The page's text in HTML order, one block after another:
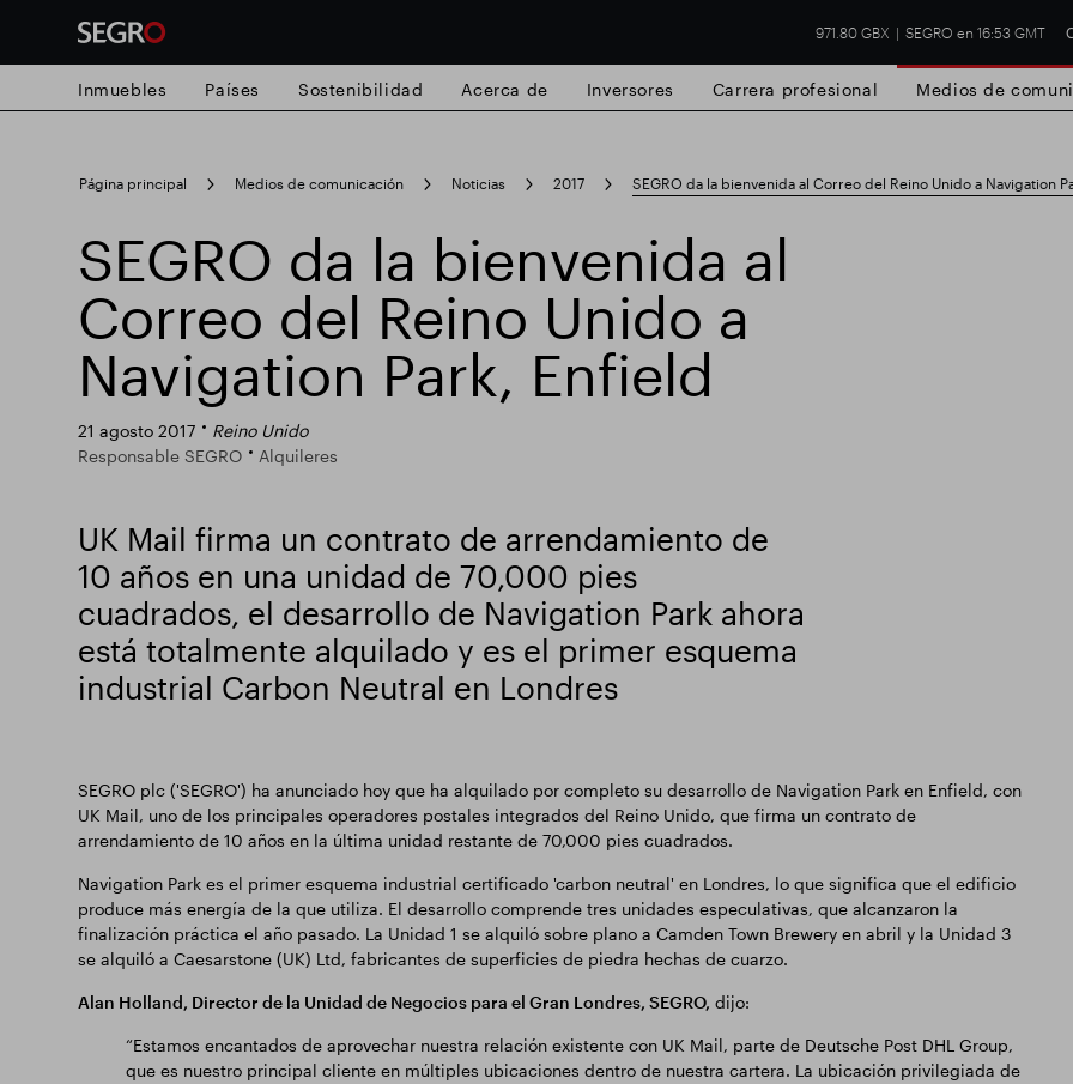
971.80 GBX SEGRO en 16:53 GMT
search
for
Búsqueda popular
Responsable SEGRO Finca comercial Slough Resultados financieros
Inmuebles Países Sostenibilidad Acerca de Inversores Carrera profesional Medios de
Página principal Medios de comunicación Noticias 2017 SEGRO da la bienvenida al Correo del Reino Unido a Navigation
SEGRO da la bienvenida al
Correo del Reino Unido a
Navigation Park, Enfield
21 agosto 2017
Reino Unido
Responsable SEGRO
Alquileres
UK Mail firma un contrato de arrendamiento de
10 años en una unidad de 70,000 pies
cuadrados, el desarrollo de Navigation Park ahora
está totalmente alquilado y es el primer esquema
industrial Carbon Neutral en Londres
SEGRO plc ('SEGRO') ha anunciado hoy que ha alquilado por completo su desarrollo de Navigation Park en Enfield, con
UK Mail, uno de los principales operadores postales integrados del Reino Unido, que firma un contrato de
arrendamiento de 10 años en la última unidad restante de 70,000 pies cuadrados.
Navigation Park es el primer esquema industrial certificado 'carbon neutral' en Londres, lo que significa que el edificio
produce más energía de la que utiliza. El desarrollo comprende tres unidades especulativas, que alcanzaron la
finalización práctica el año pasado. La Unidad 1 se alquiló sobre plano a Camden Town Brewery en abril y la Unidad 3
se alquiló a Caesarstone (UK) Ltd, fabricantes de superficies de piedra hechas de cuarzo.
Alan Holland, Director de la Unidad de Negocios para el Gran Londres, SEGRO, dijo:
“Estamos encantados de aprovechar nuestra relación existente con UK Mail, parte de Deutsche Post DHL Group,
que es nuestro principal cliente en múltiples ubicaciones dentro de nuestra cartera. La ubicación privilegiada de